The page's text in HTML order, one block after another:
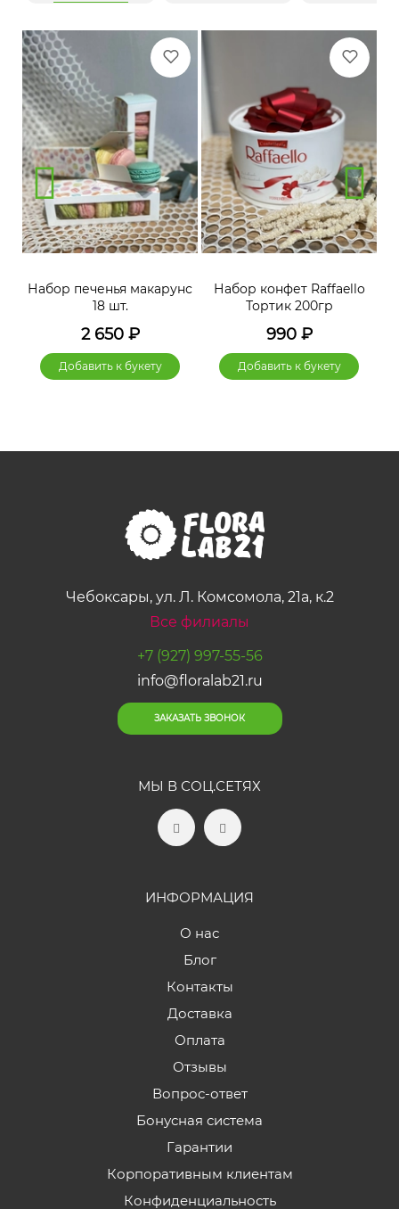
Набор печенья макарунс
18 шт.
2 650₽
Добавить к букету
Набор конфет Raffaello
Тортик 200гр
990₽
Добавить к букету
Чебоксары, ул. Л. Комсомола, 21а, к.2
Все филиалы
+7 (927) 997-55-56
info@floralab21.ru
ЗАКАЗАТЬ ЗВОНОК
МЫ В СОЦ.СЕТЯХ
ИНФОРМАЦИЯ
О нас
Блог
Контакты
Доставка
Оплата
Отзывы
Вопрос-ответ
Бонусная система
Гарантии
Корпоративным клиентам
Конфиденциальность